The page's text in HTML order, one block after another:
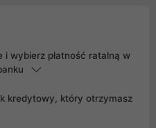
i wybierz płatność ratalną w
kredytowy, który otrzymasz